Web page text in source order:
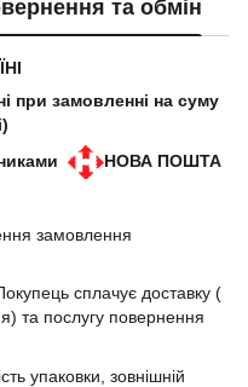
та обмін
при замовленні на суму
НОВА ПОШТА
замовлення
сплачує доставку (
та послугу повернення
упаковки, зовнішній